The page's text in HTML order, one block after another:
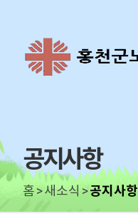
공지사항
홈 새소식 공지사항